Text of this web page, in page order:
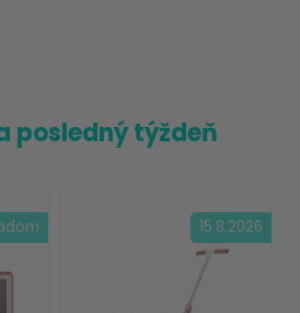
posledný týždeň
15.8.2026